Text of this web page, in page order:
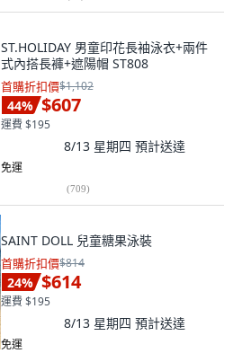
ST.HOLIDAY 男童印花長袖泳衣+兩件
式內搭長褲+遮陽帽 ST808
首購折扣價$1,102
44% $607
運費 $195
8/13 星期四 預計送達
免運
(709)
SAINT DOLL 兒童糖果泳裝
首購折扣價$814
24% $614
運費 $195
8/13 星期四 預計送達
免運